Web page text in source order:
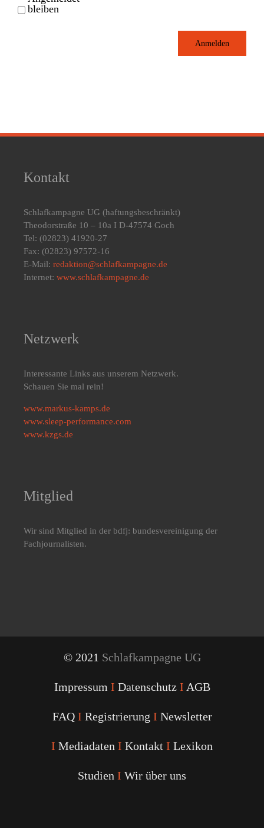
bleiben
Anmelden
Kontakt
Schlafkampagne UG (haftungsbeschränkt)
Theodorstraße 10 – 10a I D-47574 Goch
Tel: (02823) 41920-27
Fax: (02823) 97572-16
E-Mail: redaktion@schlafkampagne.de
Internet: www.schlafkampagne.de
Netzwerk
Interessante Links aus unserem Netzwerk.
Schauen Sie mal rein!
www.markus-kamps.de
www.sleep-performance.com
www.kzgs.de
Mitglied
Wir sind Mitglied in der bdfj: bundesvereinigung der
Fachjournalisten.
© 2021 Schlafkampagne UG
Impressum I Datenschutz I AGB
FAQ I Registrierung I Newsletter
I Mediadaten I Kontakt I Lexikon
Studien I Wir über uns